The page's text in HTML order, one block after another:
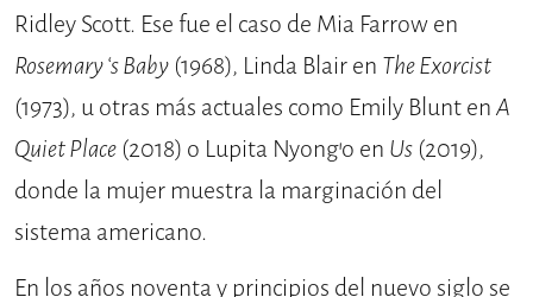
Ridley Scott. Ese fue el caso de Mia Farrow en
Rosemary ‘s Baby (1968), Linda Blair en The Exorcist
(1973), u otras más actuales como Emily Blunt enA
Quiet Place (2018) o Lupita Nyong’o en Us (2019),
donde la mujer muestra la marginación del
sistema americano.
En los años noventa y principios del nuevo siglo se